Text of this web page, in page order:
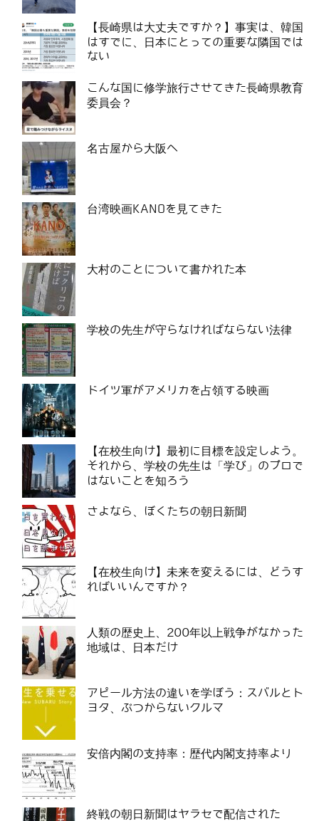
【長崎県は大丈夫ですか？】事実は、韓国
はすでに、日本にとっての重要な隣国では
ない
こんな国に修学旅行させてきた長崎県教育
委員会？
名古屋から大阪へ
台湾映画KANOを見てきた
大村のことについて書かれた本
学校の先生が守らなければならない法律
ドイツ軍がアメリカを占領する映画
【在校生向け】最初に目標を設定しよう。
それから、学校の先生は「学び」のプロで
はないことを知ろう
さよなら、ぼくたちの朝日新聞
【在校生向け】未来を変えるには、どうす
ればいいんですか？
人類の歴史上、200年以上戦争がなかった
地域は、日本だけ
アピール方法の違いを学ぼう：スバルとト
ヨタ、ぶつからないクルマ
安倍内閣の支持率：歴代内閣支持率より
終戦の朝日新聞はヤラセで配信された